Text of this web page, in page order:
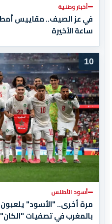
أخبار وطنية
ساعة الأخيرة
10
أسود الأطلس
بالمغرب في تصفيات "الكان"